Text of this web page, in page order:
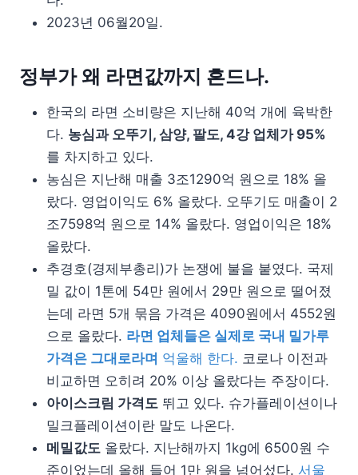
2023년 06월20일.
정부가 왜 라면값까지 흔드나.
한국의 라면 소비량은 지난해 40억 개에 육박한
다. 농심과 오뚜기, 삼양, 팔도, 4강 업체가 95%
를 차지하고 있다.
농심은 지난해 매출 3조1290억 원으로 18% 올
랐다. 영업이익도 6% 올랐다. 오뚜기도 매출이 2
조7598억 원으로 14% 올랐다. 영업이익은 18%
올랐다.
추경호(경제부총리)가 논쟁에 불을 붙였다. 국제
밀 값이 1톤에 54만 원에서 29만 원으로 떨어졌
는데 라면 5개 묶음 가격은 4090원에서 4552원
으로 올랐다. 라면 업체들은 실제로 국내 밀가루
가격은 그대로라며 억울해 한다. 코로나 이전과
비교하면 오히려 20% 이상 올랐다는 주장이다.
아이스크림 가격도 뛰고 있다. 슈가플레이션이나
밀크플레이션이란 말도 나온다.
메밀값도 올랐다. 지난해까지 1kg에 6500원 수
준이었는데 올해 들어 1만 원을 넘어섰다. 서울